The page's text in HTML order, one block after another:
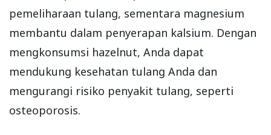
pemeliharaan tulang, sementara magnesium
membantu dalam penyerapan kalsium. Dengan
mengkonsumsi hazelnut, Anda dapat
mendukung kesehatan tulang Anda dan
mengurangi risiko penyakit tulang, seperti
osteoporosis.